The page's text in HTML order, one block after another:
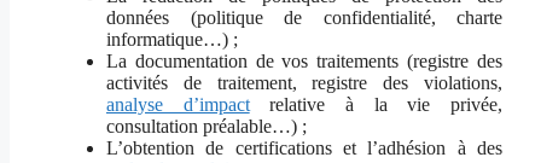
données (politique de confidentialité, charte
informatique…) ;
La documentation de vos traitements (registre des
activités de traitement, registre des violations,
analyse d’impactrelative à la vie privée,
consultation préalable…) ;
L’obtention de certifications et l’adhésion à des